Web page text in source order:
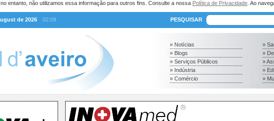
entanto, não utilizamos essa informação para outros fins. Consulte a nossa Política de Privacidade . Ao
de 2026
02:09 PESQUISAR
» Notícias
» Blogs
» Serviços Públicos
» Indústria
» Comércio
»
»
»
»
»